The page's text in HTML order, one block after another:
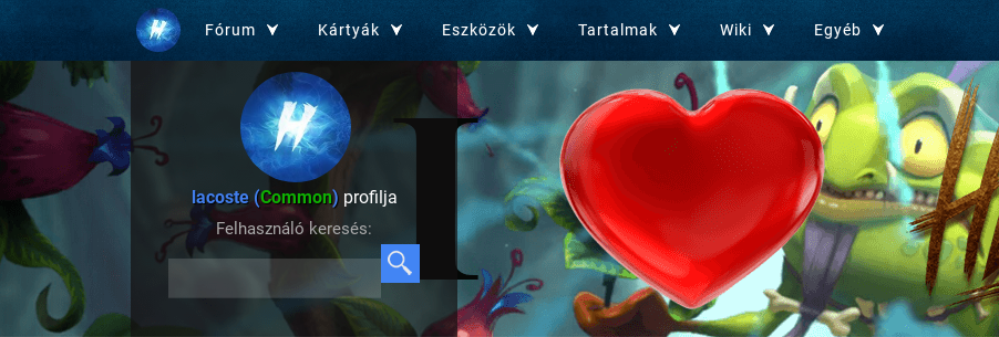
Fórum Kártyák Eszközök Tartalmak Wiki Egyéb
lacoste (Common)profilja
Felhasználó keresés: